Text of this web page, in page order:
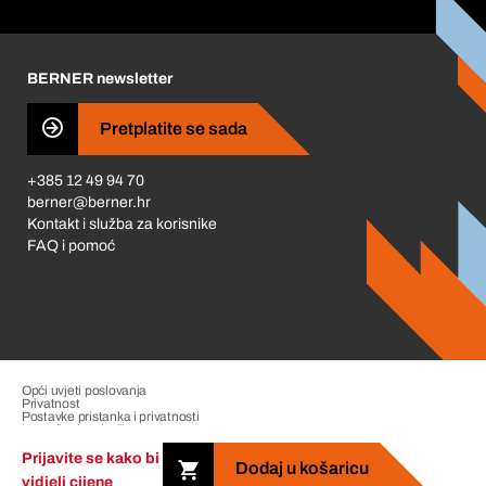
Prijavite se kako bi
vidjeli cijene
Dodaj u košaricu
Business Conduct
BERNER newsletter
Pretplatite se sada
+385 12 49 94 70
berner@berner.hr
Kontakt i služba za korisnike
FAQ i pomoć
Opći uvjeti poslovanja
Privatnost
Postavke pristanka i privatnosti
Upravljanje pritužbama